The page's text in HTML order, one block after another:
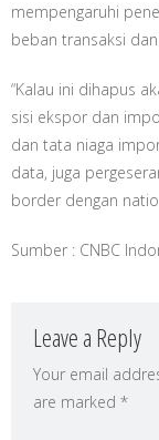
mempengaruhi
beban transaksi
“Kalau ini dihapus
sisi ekspor dan
dan tata niaga
data, juga
border dengan
Sumber : CNBC
Leave a Reply
Your email
are marked *